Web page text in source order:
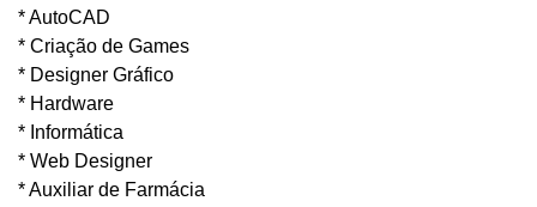
* AutoCAD
* Criação de Games
* Designer Gráfico
* Hardware
* Informática
* Web Designer
* Auxiliar de Farmácia